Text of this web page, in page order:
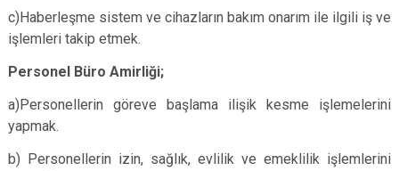
c)Haberleşme sistem ve cihazların bakım onarım ile ilgili iş ve
işlemleri takip etmek.
Personel Büro Amirliği;
a)Personellerin göreve başlama ilişik kesme işlemelerini
yapmak.
b) Personellerin izin, sağlık, evlilik ve emeklilik işlemlerini